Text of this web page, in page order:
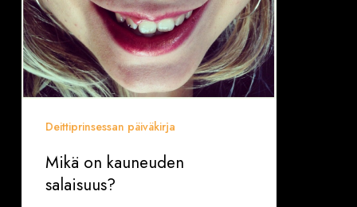
Deittiprinsessan päiväkirja
Mikä on kauneuden
salaisuus?